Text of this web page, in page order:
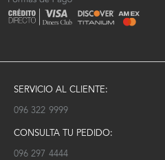
SERVICIO AL CLIENTE:
096 322 9999
CONSULTA TU PEDIDO:
096 297 4444